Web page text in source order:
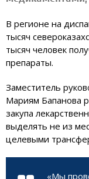
В регионе на
тысяч
тысяч человек
препараты.
Заместитель
Мариям Бапанова
закупа
выделять не из
целевыми
«Мы